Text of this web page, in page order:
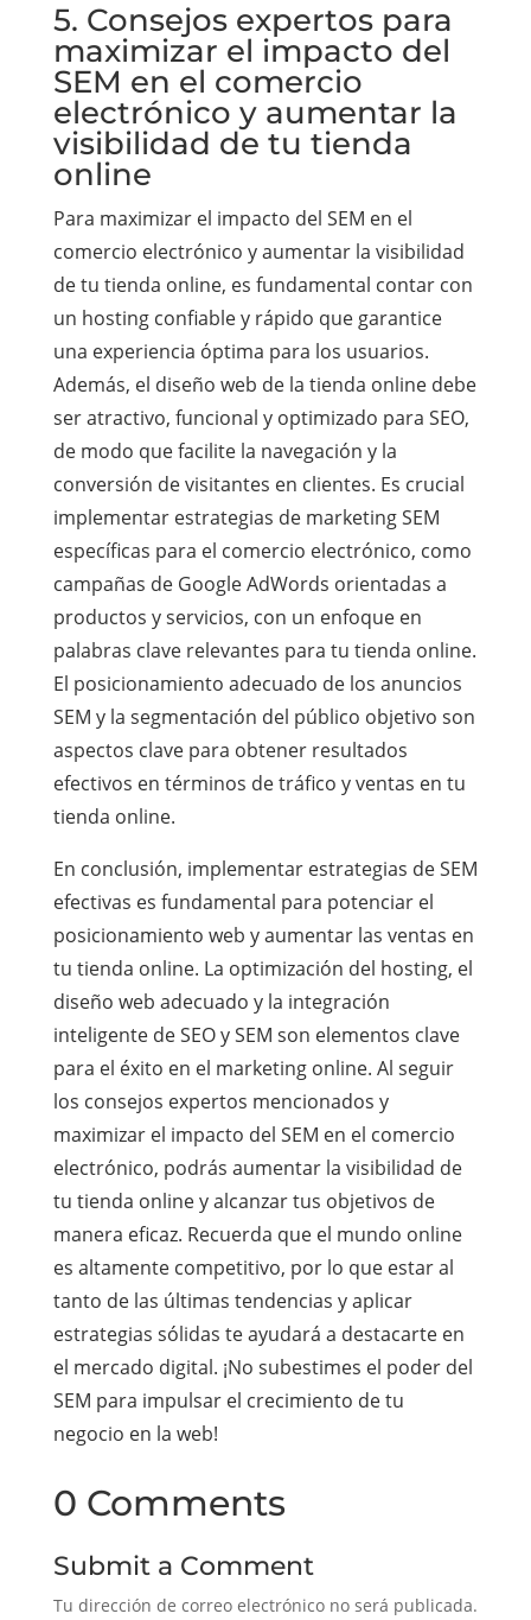
5. Consejos expertos para
maximizar el impacto del
SEM en el comercio
electrónico y aumentar la
visibilidad de tu tienda
online
Para maximizar el impacto del SEM en el
comercio electrónico y aumentar la visibilidad
de tu tienda online, es fundamental contar con
un hosting confiable y rápido que garantice
una experiencia óptima para los usuarios.
Además, el diseño web de la tienda online debe
ser atractivo, funcional y optimizado para SEO,
de modo que facilite la navegación y la
conversión de visitantes en clientes. Es crucial
implementar estrategias de marketing SEM
específicas para el comercio electrónico, como
campañas de Google AdWords orientadas a
productos y servicios, con un enfoque en
palabras clave relevantes para tu tienda online.
El posicionamiento adecuado de los anuncios
SEM y la segmentación del público objetivo son
aspectos clave para obtener resultados
efectivos en términos de tráfico y ventas en tu
tienda online.
En conclusión, implementar estrategias de SEM
efectivas es fundamental para potenciar el
posicionamiento web y aumentar las ventas en
tu tienda online. La optimización del hosting, el
diseño web adecuado y la integración
inteligente de SEO y SEM son elementos clave
para el éxito en el marketing online. Al seguir
los consejos expertos mencionados y
maximizar el impacto del SEM en el comercio
electrónico, podrás aumentar la visibilidad de
tu tienda online y alcanzar tus objetivos de
manera eficaz. Recuerda que el mundo online
es altamente competitivo, por lo que estar al
tanto de las últimas tendencias y aplicar
estrategias sólidas te ayudará a destacarte en
el mercado digital. ¡No subestimes el poder del
SEM para impulsar el crecimiento de tu
negocio en la web!
0 Comments
Submit a Comment
Tu dirección de correo electrónico no será publicada.